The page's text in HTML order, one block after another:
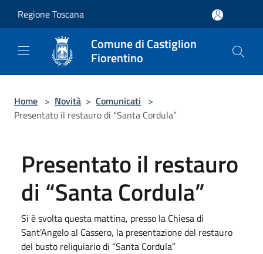
Regione Toscana
Comune di Castiglion
Fiorentino
Home > Novità > Comunicati >
Presentato il restauro di “Santa Cordula”
Presentato il restauro
di “Santa Cordula”
Si è svolta questa mattina, presso la Chiesa di
Sant’Angelo al Cassero, la presentazione del restauro
del busto reliquiario di “Santa Cordula”